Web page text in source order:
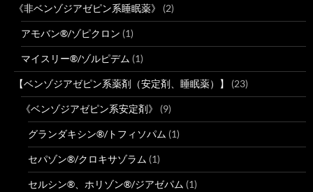
《非ベンゾジアゼピン系睡眠薬》 (2)
アモバン®/ゾピクロン (1)
マイスリー®/ゾルピデム (1)
【ベンゾジアゼピン系薬剤（安定剤、睡眠薬）】 (23)
《ベンゾジアゼピン系安定剤》 (9)
グランダキシン®/トフィソパム (1)
セパゾン®/クロキサゾラム (1)
セルシン®、ホリゾン®/ジアゼパム (1)